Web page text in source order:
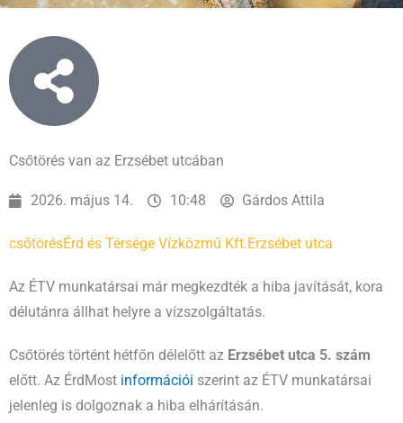
Csőtörés van az Erzsébet utcában
2026. május 14. 10:48 Gárdos Attila
csőtörésÉrd és Térsége Vízközmű Kft.Erzsébet utca
Az ÉTV munkatársai már megkezdték a hiba javítását, kora
délutánra állhat helyre a vízszolgáltatás.
Csőtörés történt hétfőn délelőtt az Erzsébet utca 5. szám
előtt. Az ÉrdMost információi szerint az ÉTV munkatársai
jelenleg is dolgoznak a hiba elhárításán.